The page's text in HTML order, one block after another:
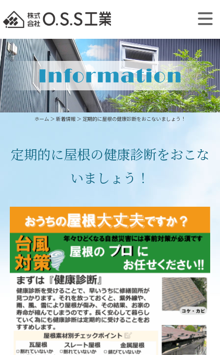
ホーム ＞ 新着情報 ＞ 定期的に屋根の健康診断をおこないましょう！
定期的に屋根の健康診断をおこな
いましょう！